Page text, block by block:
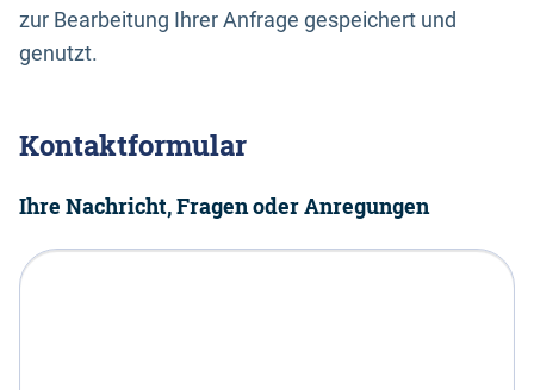
zur Bearbeitung Ihrer Anfrage gespeichert und
genutzt.
Kontaktformular
Ihre Nachricht, Fragen oder Anregungen